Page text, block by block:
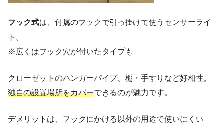
フック式は、付属のフックで引っ掛けて使うセンサーライ
ト。
※広くはフック穴が付いたタイプも
クローゼットのハンガーパイプ、棚・手すりなど好相性。
独自の設置場所をカバーできるのが魅力です。
デメリットは、フックにかける以外の用途で使いにくい